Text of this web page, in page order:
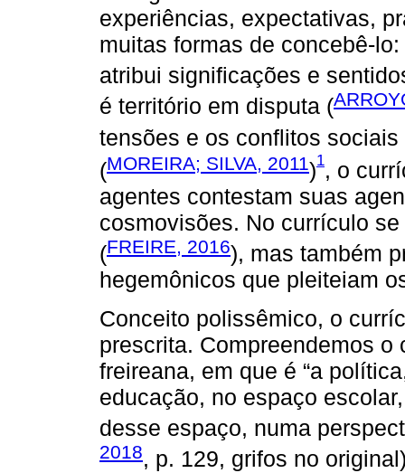
experiências, expectativas,
muitas formas de concebê-
atribui significações e
é território em disputa (
tensões e os conflitos sociais
(MOREIRA; SILVA, 2011)1, o
agentes contestam suas
cosmovisões. No currículo
(FREIRE, 2016), mas também
hegemônicos que pleiteiam
Conceito polissêmico, o
prescrita. Compreendemos
freireana, em que é “a
educação, no espaço
desse espaço, numa
2018, p. 129, grifos no